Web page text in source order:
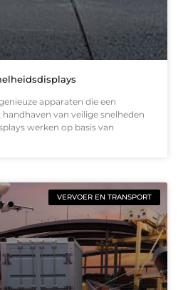
apparaten die een
van veilige snelheden
werken op basis van
VERVOER EN TRANSPORT